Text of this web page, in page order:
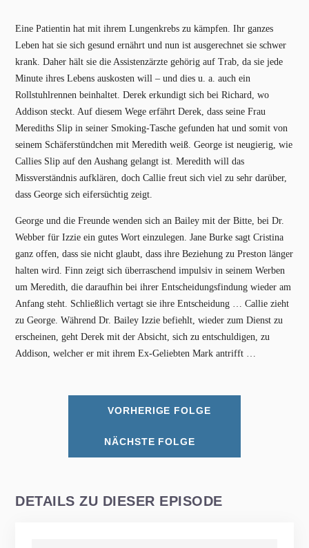
Eine Patientin hat mit ihrem Lungenkrebs zu kämpfen. Ihr ganzes
Leben hat sie sich gesund ernährt und nun ist ausgerechnet sie schwer
krank. Daher hält sie die Assistenzärzte gehörig auf Trab, da sie jede
Minute ihres Lebens auskosten will – und dies u. a. auch ein
Rollstuhlrennen beinhaltet. Derek erkundigt sich bei Richard, wo
Addison steckt. Auf diesem Wege erfährt Derek, dass seine Frau
Merediths Slip in seiner Smoking-Tasche gefunden hat und somit von
seinem Schäferstündchen mit Meredith weiß. George ist neugierig, wie
Callies Slip auf den Aushang gelangt ist. Meredith will das
Missverständnis aufklären, doch Callie freut sich viel zu sehr darüber,
dass George sich eifersüchtig zeigt.
George und die Freunde wenden sich an Bailey mit der Bitte, bei Dr.
Webber für Izzie ein gutes Wort einzulegen. Jane Burke sagt Cristina
ganz offen, dass sie nicht glaubt, dass ihre Beziehung zu Preston länger
halten wird. Finn zeigt sich überraschend impulsiv in seinem Werben
um Meredith, die daraufhin bei ihrer Entscheidungsfindung wieder am
Anfang steht. Schließlich vertagt sie ihre Entscheidung … Callie zieht
zu George. Während Dr. Bailey Izzie befiehlt, wieder zum Dienst zu
erscheinen, geht Derek mit der Absicht, sich zu entschuldigen, zu
Addison, welcher er mit ihrem Ex-Geliebten Mark antrifft …
VORHERIGE FOLGE
NÄCHSTE FOLGE
DETAILS ZU DIESER EPISODE